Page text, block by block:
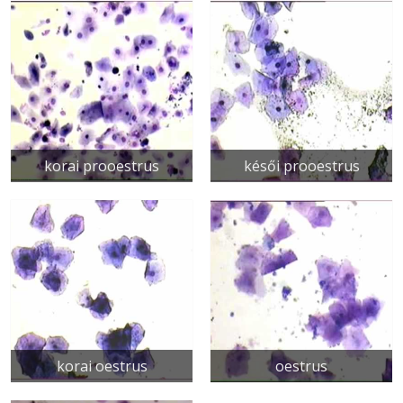
korai prooestrus késői prooestrus
korai oestrus oestrus